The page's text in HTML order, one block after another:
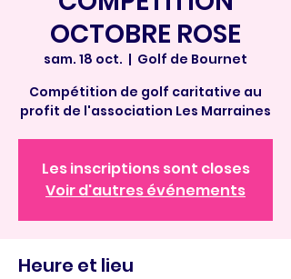
OCTOBRE ROSE
sam. 18 oct.
  |
Golf de Bournet
Compétition de golf caritative au
profit de l'association Les Marraines
Les inscriptions sont closes
Voir d'autres événements
Heure et lieu